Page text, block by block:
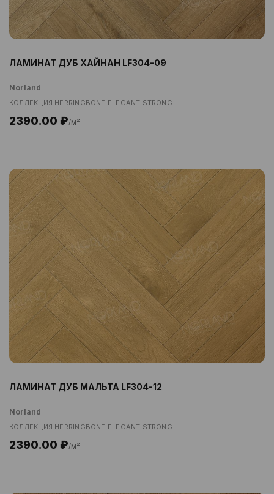
ЛАМИНАТ ДУБ ХАЙНАН LF304-09
Norland
КОЛЛЕКЦИЯ HERRINGBONE ELEGANT STRONG
2390.00 ₽/м²
ЛАМИНАТ ДУБ МАЛЬТА LF304-12
Norland
КОЛЛЕКЦИЯ HERRINGBONE ELEGANT STRONG
2390.00 ₽/м²